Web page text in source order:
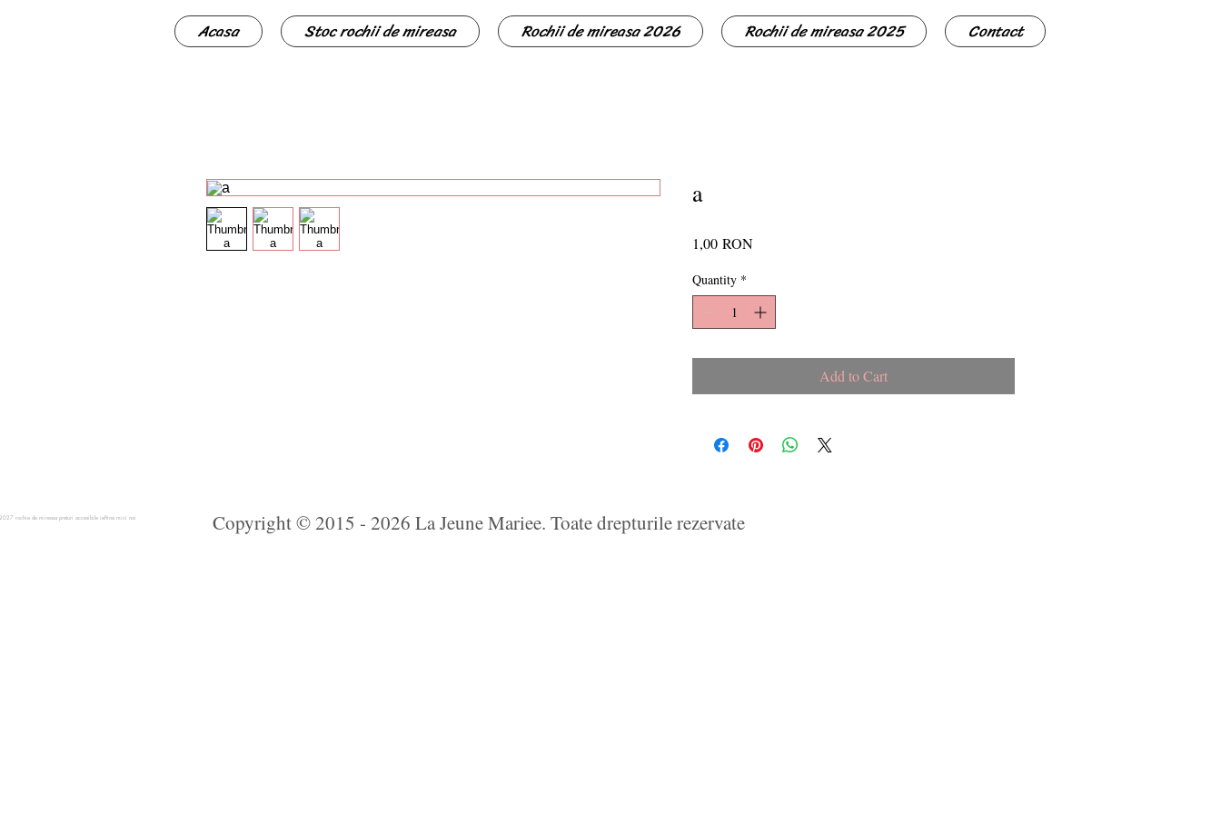
Acasa Stoc rochii de mireasa Rochii de mireasa 2026 Rochii de mireasa 2025 Contact
a
1,00 RONPrice
Quantity *
Add to Cart
rochie de mireasa preturi accesibile ieftine mici noi Copyright © 2015 - 2026 La Jeune Mariee. Toate drepturile rezervate